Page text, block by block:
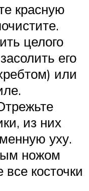
красную
целого
его
или
из них
уху.
ножом
косточки